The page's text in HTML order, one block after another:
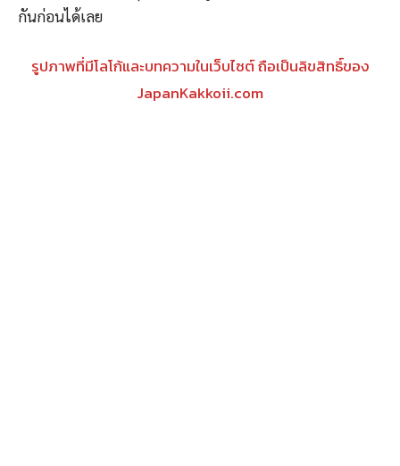
กันก่อนได้เลย
รูปภาพที่มีโลโก้และบทความในเว็บไซต์ ถือเป็นลิขสิทธิ์ของ
JapanKakkoii.com